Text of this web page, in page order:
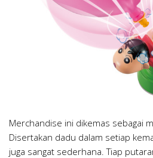
Merchandise ini dikemas sebagai
Disertakan dadu dalam setiap
juga sangat sederhana. Tiap